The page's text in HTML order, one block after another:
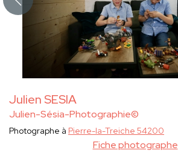
Julien SESIA
Julien-Sésia-Photographie©
Fiche photographe
Photographe à Pierre-la-Treiche 54200